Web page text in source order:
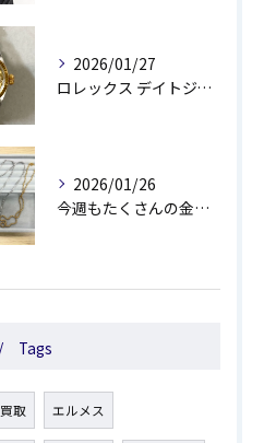
2026/01/27
ロレックス デイトジャストをお買取しました😊
2026/01/26
今週もたくさんの金製品・プラチナ製品のお買取しました✨
Tags
買取 エルメス